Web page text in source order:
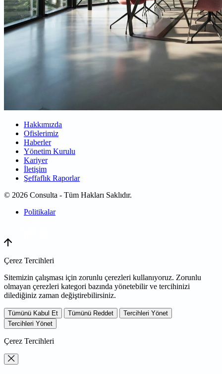
Hakkımızda
Ofislerimiz
Haberler
Yönetim Kurulu
Kariyer
İletişim
Şeffaflık Raporlar
© 2026 Consulta - Tüm Hakları Saklıdır.
Politikalar
Çerez Tercihleri
Sitemizin çalışması için zorunlu çerezleri kullanıyoruz. Zorunlu
olmayan çerezleri kategori bazında yönetebilir ve tercihinizi
dilediğiniz zaman değiştirebilirsiniz.
Tümünü Kabul Et Tümünü Reddet
Tercihleri Yönet
Tercihleri Yönet
Çerez Tercihleri